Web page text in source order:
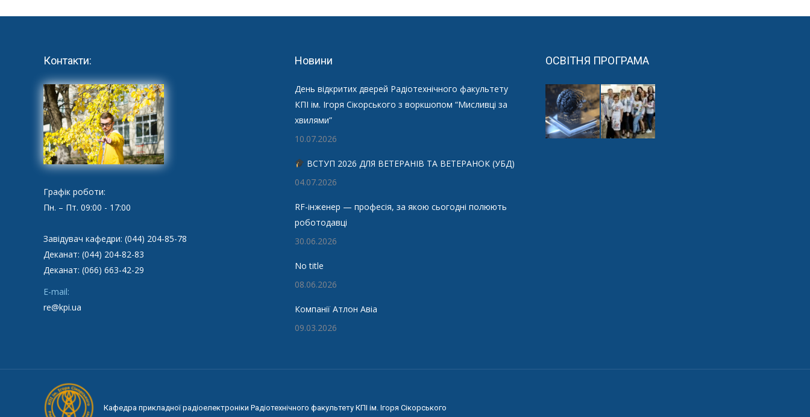
Контакти:
Графік роботи:
Пн. – Пт. 09:00 - 17:00
Завідувач кафедри: (044) 204-85-78
Деканат: (044) 204-82-83
Деканат: (066) 663-42-29
E-mail:
re@kpi.ua
Новини
День відкритих дверей Радіотехнічного факультету
КПІ ім. Ігоря Сікорського з воркшопом “Мисливці за
хвилями”
10.07.2026
ВСТУП 2026 ДЛЯ ВЕТЕРАНІВ ТА ВЕТЕРАНОК (УБД)
04.07.2026
RF-інженер — професія, за якою сьогодні полюють
роботодавці
30.06.2026
No title
08.06.2026
Компанії Атлон Авіа
09.03.2026
ОСВІТНЯ ПРОГРАМА
Кафедра прикладної радіоелектроніки Радіотехнічного факультету КПІ ім. Ігоря Сікорського